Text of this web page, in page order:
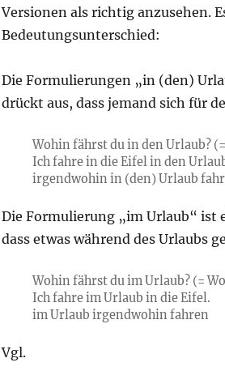
Versionen als richtig anzusehen.
Bedeutungsunterschied:
Die Formulierungen „in (den)
drückt aus, dass jemand sich für
Wohin fährst du in den Urlaub?
Ich fahre in die Eifel in den
irgendwohin in (den) Urlaub
Die Formulierung „im Urlaub“ ist
dass etwas während des Urlaubs
Wohin fährst du im Urlaub? (=
Ich fahre im Urlaub in die Eifel.
im Urlaub irgendwohin fahren
Vgl.